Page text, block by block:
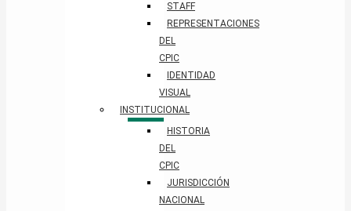
STAFF
REPRESENTACIONES
DEL
CPIC
IDENTIDAD
VISUAL
INSTITUCIONAL
HISTORIA
DEL
CPIC
JURISDICCIÓN
NACIONAL